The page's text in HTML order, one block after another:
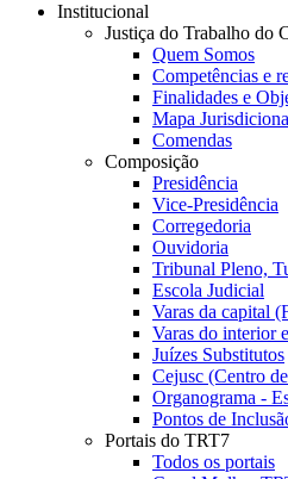
Institucional
Justiça do Trabalho do
Quem Somos
Competências e
Finalidades e
Mapa
Comendas
Composição
Presidência
Vice-Presidência
Corregedoria
Ouvidoria
Tribunal Pleno,
Escola Judicial
Varas da capital
Varas do interior
Juízes Substitutos
Cejusc (Centro
Organograma -
Pontos de
Portais do TRT7
Todos os portais